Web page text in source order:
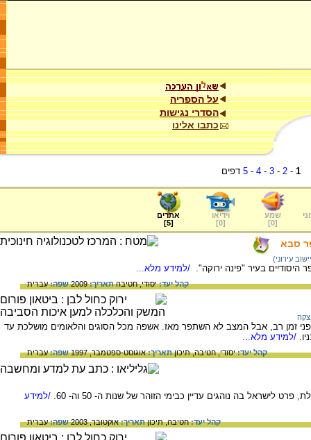
על הספריה
הסדרי נגישות
כתבו אלינו
1
-
2
-
3
-
4
-
5 דפים
שמע
[
0
]
וידיאו
[
0
]
אתרים
[
5
]
סבא
עירוני)
בעיר "פינה ירוקה". /למידע מלא...
קהל יעד:יסודי,חטיבהתאריך:2009 שפה:עברית
זמן רב, אבל המצב לא השתפר מאז. אשפה מכל הסוגים והלאומים מושלכת עד
/למידע מלא...
קהל יעד:יסודי,חטיבה,תיכוןתאריך:אוגוסט-ספטמבר, 1997 שפה:עברית
לישראל בה נוהגים עדיין כבימי הזוהר של שנות ה- 50 וה- 60. /למידע
קהל יעד:חטיבה,תיכוןתאריך:אוקטובר, 2003 שפה:עברית